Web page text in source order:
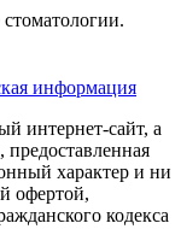
информация
интернет-сайт, а
характер и ни
офертой,
кодекса